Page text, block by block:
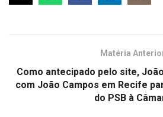
Matéria
Como antecipado pelo site,
com João Campos em Recife
do PSB à